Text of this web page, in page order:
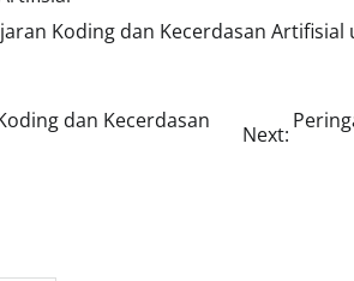
Koding dan Kecerdasan
dan Kecerdasan
Next: